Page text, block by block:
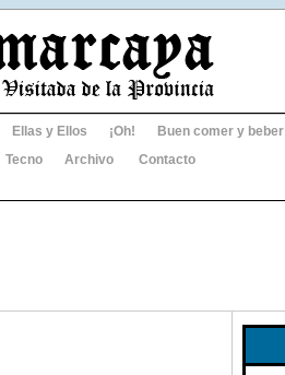
Ellas y Ellos ¡Oh!
Buen comer y beber
Tecno Archivo
Contacto